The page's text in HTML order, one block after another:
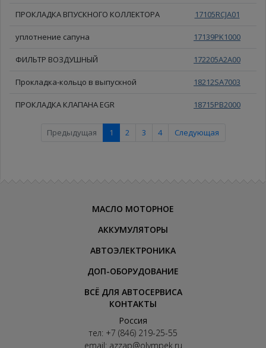
ПРОКЛАДКА ВПУСКНОГО КОЛЛЕКТОРА 17105RCJA01
уплотнение сапуна 17139PK1000
ФИЛЬТР ВОЗДУШНЫЙ 172205A2A00
Прокладка-кольцо в выпускной 18212SA7003
ПРОКЛАДКА КЛАПАНА EGR 18715PB2000
Предыдущая 1 2 3 4 Следующая
МАСЛО МОТОРНОЕ
АККУМУЛЯТОРЫ
АВТОЭЛЕКТРОНИКА
ДОП-ОБОРУДОВАНИЕ
ВСЁ ДЛЯ АВТОСЕРВИСА
КОНТАКТЫ
Россия
тел: +7 (846) 219-25-55
email: azzap@olympek.ru